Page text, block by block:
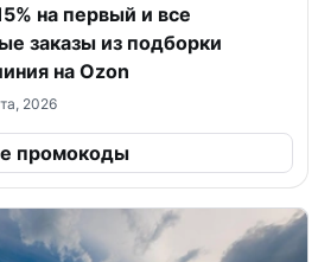
на первый и все
заказы из подборки
на Ozon
2026
промокоды